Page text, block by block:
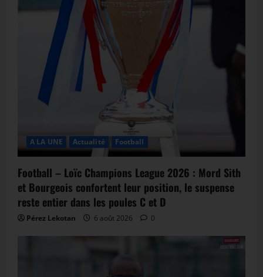
A LA UNE Actualité Football
Football – Loïc Champions League 2026 : Mord Sith
et Bourgeois confortent leur position, le suspense
reste entier dans les poules C et D
Pérez Lekotan 6 août 2026 0